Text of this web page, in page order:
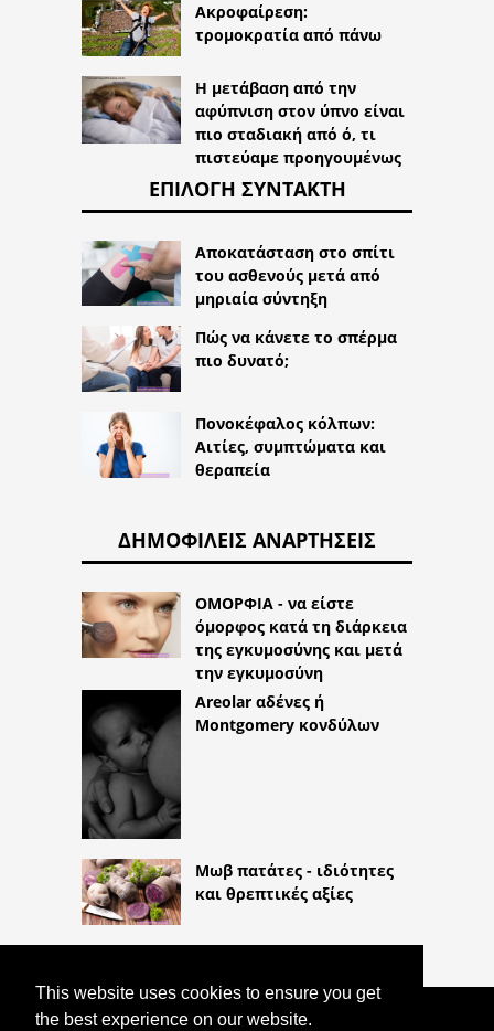
This website uses cookies to ensure you get
the best experience on our website.
Ακροφαίρεση:
τρομοκρατία από πάνω
Η μετάβαση από την
αφύπνιση στον ύπνο είναι
πιο σταδιακή από ό, τι
πιστεύαμε προηγουμένως
ΕΠΙΛΟΓΉ ΣΥΝΤΆΚΤΗ
Αποκατάσταση στο σπίτι
του ασθενούς μετά από
μηριαία σύντηξη
Πώς να κάνετε το σπέρμα
πιο δυνατό;
Πονοκέφαλος κόλπων:
Αιτίες, συμπτώματα και
θεραπεία
ΔΗΜΟΦΙΛΕΊΣ ΑΝΑΡΤΉΣΕΙΣ
ΟΜΟΡΦΙΑ - να είστε
όμορφος κατά τη διάρκεια
της εγκυμοσύνης και μετά
την εγκυμοσύνη
Areolar αδένες ή
Montgomery κονδύλων
Μωβ πατάτες - ιδιότητες
και θρεπτικές αξίες
COPYRIGHT 2026